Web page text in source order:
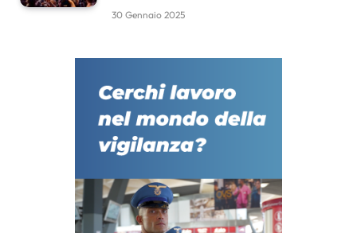
30 Gennaio 2025